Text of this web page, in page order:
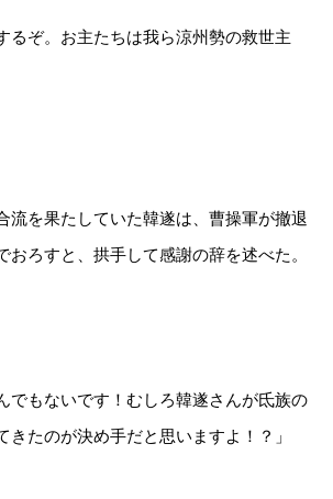
るぞ。お主たちは我ら涼州勢の救世主
流を果たしていた韓遂は、曹操軍が撤退
おろすと、拱手して感謝の辞を述べた。
でもないです！むしろ韓遂さんが氐族の
きたのが決め手だと思いますよ！？」